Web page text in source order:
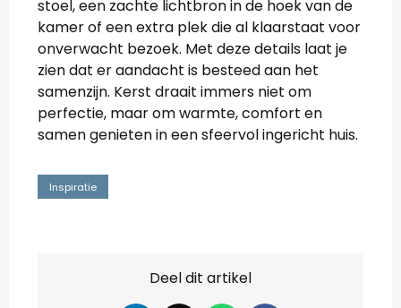
stoel, een zachte lichtbron in de hoek van de
kamer of een extra plek die al klaarstaat voor
onverwacht bezoek. Met deze details laat je
zien dat er aandacht is besteed aan het
samenzijn. Kerst draait immers niet om
perfectie, maar om warmte, comfort en
samen genieten in een sfeervol ingericht huis.
Inspiratie
Deel dit artikel